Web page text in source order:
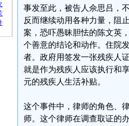
事发至此，被告人佘思吕，
反而继续动用各种力量，阻
案，恐吓愚昧胆怯的陈文英
个善意的结论和动作。住院
者。政府用签发一张残疾人
就是作为残疾人应该执行和
元的残疾人生活补贴。
这个事件中，律师的角色、
师。这个律师在调查取证的